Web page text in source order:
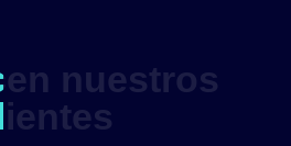
nuestros